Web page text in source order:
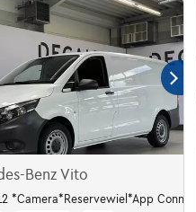
Benz Vito
*Camera*Reservewiel*App Connect